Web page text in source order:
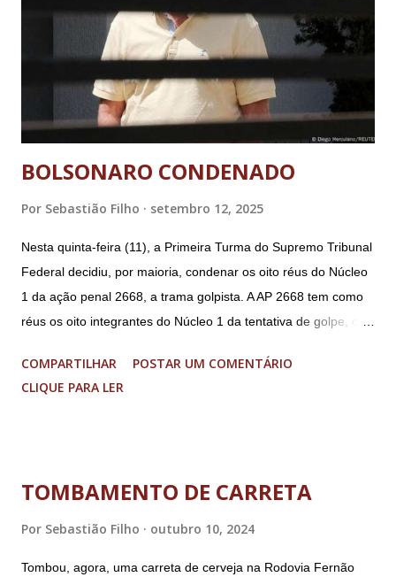
BOLSONARO CONDENADO
Por Sebastião Filho setembro 12, 2025
Nesta quinta-feira (11), a Primeira Turma do Supremo Tribunal
Federal decidiu, por maioria, condenar os oito réus do Núcleo
1 da ação penal 2668, a trama golpista. A AP 2668 tem como
réus os oito integrantes do Núcleo 1 da tentativa de golpe, ou
(PGR): o deputado federal Alexandre Ramagem, ex-diretor da
Agência Brasileira de Inteligência (Abin); o almirante Almir
Segurança Institucional (GSI); o tenente-coronel Mauro Cid,
Sérgio Nogueira, ex-ministro da Defesa; e o general da
COMPARTILHAR
POSTAR UM COMENTÁRIO
CLIQUE PARA LER
TOMBAMENTO DE CARRETA
Por Sebastião Filho outubro 10, 2024
Tombou, agora, uma carreta de cerveja na Rodovia Fernão